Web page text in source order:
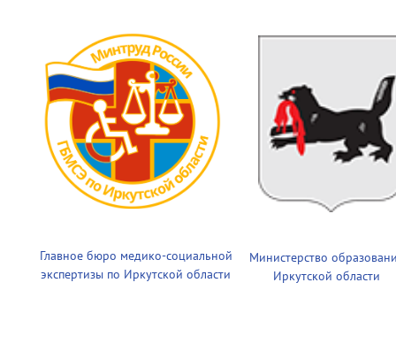
Главное бюро медико-социальной
экспертизы по Иркутской области
Министерство
Иркутской области